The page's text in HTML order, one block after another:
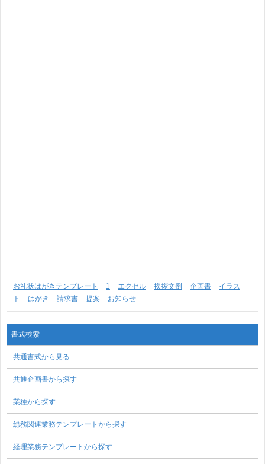
お礼状はがきテンプレート 1 エクセル 挨拶文例 企画書
イラス
ト
はがき 請求書 提案 お知らせ
書式検索
共通書式から見る
共通企画書から探す
業種から探す
総務関連業務テンプレートから探す
経理業務テンプレートから探す